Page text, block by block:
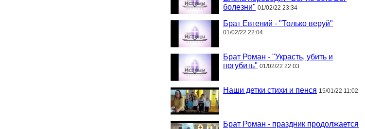
болезни" 01/02/22 23:34
Брат Евгений - "Только веруй"
01/02/22 22:04
Брат Роман - "Украсть, убить и
погубить" 01/02/22 22:03
Наши детки стихи и пенся 15/01/22 11:02
Брат Роман - праздник продолжается